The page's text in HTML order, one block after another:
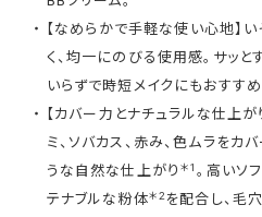
【なめらかで手軽な使い心地】
く、均一にのびる使用感。サッと
いらずで時短メイクにもおすすめ
【カバー力とナチュラルな仕上
ミ、ソバカス、赤み、色ムラをカ
うな自然な仕上がり＊1 。高いソ
テナブルな粉体＊2を配合し、毛